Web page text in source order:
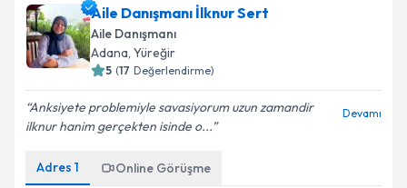
Aile Danışmanı İlknur Sert
Aile Danışmanı
Adana, Yüreğir
5 (17 Değerlendirme)
Anksiyete problemiyle savasiyorum uzun zamandir
ilknur hanim gerçekten isinde o...
Devamı
Adres 1 Online Görüşme